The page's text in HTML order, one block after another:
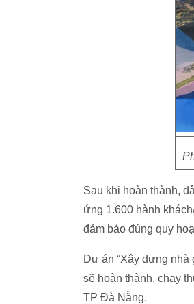
Sau khi hoàn thành,
ứng 1.600 hành
đảm bảo đúng quy
Dự án “Xây dựng nhà
sẽ hoàn thành, chạy
TP Đà Nẵng.